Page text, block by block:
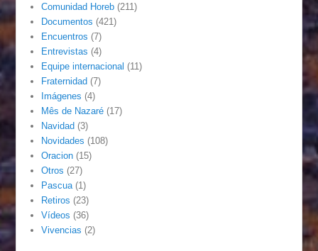
Comunidad Horeb (211)
Documentos (421)
Encuentros (7)
Entrevistas (4)
Equipe internacional (11)
Fraternidad (7)
Imágenes (4)
Mês de Nazaré (17)
Navidad (3)
Novidades (108)
Oracion (15)
Otros (27)
Pascua (1)
Retiros (23)
Vídeos (36)
Vivencias (2)